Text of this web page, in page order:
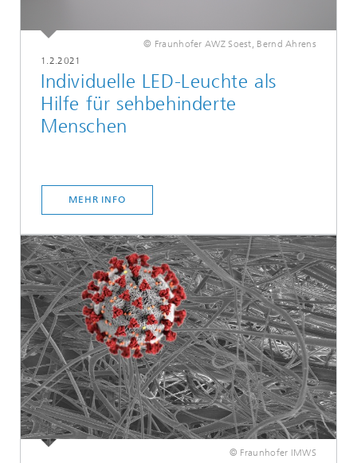
© Fraunhofer AWZ Soest, Bernd Ahrens
1.2.2021
Individuelle LED-Leuchte als
Hilfe für sehbehinderte
Menschen
MEHR INFO
© Fraunhofer IMWS